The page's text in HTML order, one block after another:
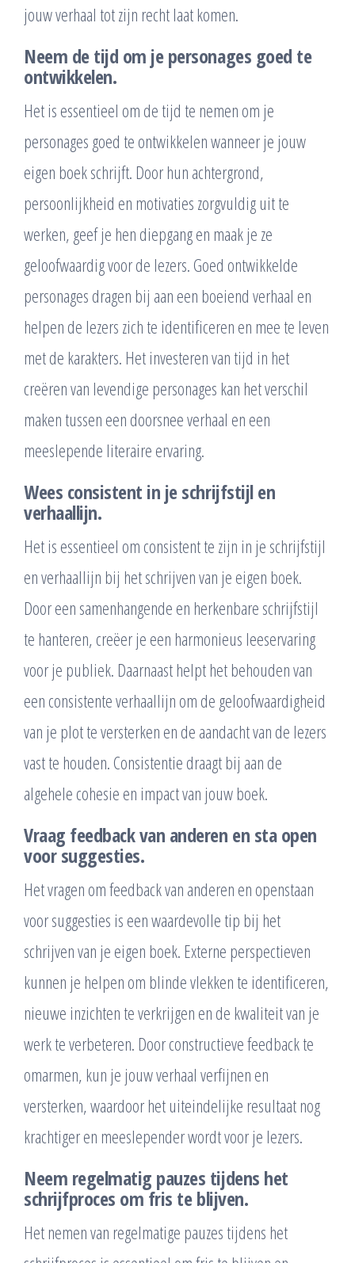
jouw verhaal tot zijn recht laat komen.
Neem de tijd om je personages goed te
ontwikkelen.
Het is essentieel om de tijd te nemen om je
personages goed te ontwikkelen wanneer je jouw
eigen boek schrijft. Door hun achtergrond,
persoonlijkheid en motivaties zorgvuldig uit te
werken, geef je hen diepgang en maak je ze
geloofwaardig voor de lezers. Goed ontwikkelde
personages dragen bij aan een boeiend verhaal en
helpen de lezers zich te identificeren en mee te leven
met de karakters. Het investeren van tijd in het
creëren van levendige personages kan het verschil
maken tussen een doorsnee verhaal en een
meeslepende literaire ervaring.
Wees consistent in je schrijfstijl en
verhaallijn.
Het is essentieel om consistent te zijn in je schrijfstijl
en verhaallijn bij het schrijven van je eigen boek.
Door een samenhangende en herkenbare schrijfstijl
te hanteren, creëer je een harmonieus leeservaring
voor je publiek. Daarnaast helpt het behouden van
een consistente verhaallijn om de geloofwaardigheid
van je plot te versterken en de aandacht van de lezers
vast te houden. Consistentie draagt bij aan de
algehele cohesie en impact van jouw boek.
Vraag feedback van anderen en sta open
voor suggesties.
Het vragen om feedback van anderen en openstaan
voor suggesties is een waardevolle tip bij het
schrijven van je eigen boek. Externe perspectieven
kunnen je helpen om blinde vlekken te identificeren,
nieuwe inzichten te verkrijgen en de kwaliteit van je
werk te verbeteren. Door constructieve feedback te
omarmen, kun je jouw verhaal verfijnen en
versterken, waardoor het uiteindelijke resultaat nog
krachtiger en meeslepender wordt voor je lezers.
Neem regelmatig pauzes tijdens het
schrijfproces om fris te blijven.
Het nemen van regelmatige pauzes tijdens het